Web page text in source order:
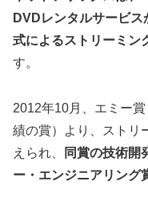
DVDレンタルサービ
式によるストリーミン
す。
2012年10月、エミー
績の賞）より、ストリ
えられ、
同賞の技術開
ー・エンジニアリング